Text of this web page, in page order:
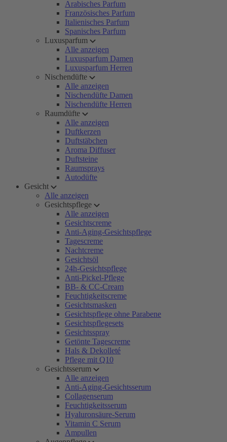
Arabisches Parfum
Französisches Parfum
Italienisches Parfum
Spanisches Parfum
Luxusparfum
Alle anzeigen
Luxusparfum Damen
Luxusparfum Herren
Nischendüfte
Alle anzeigen
Nischendüfte Damen
Nischendüfte Herren
Raumdüfte
Alle anzeigen
Duftkerzen
Duftstäbchen
Aroma Diffuser
Duftsteine
Raumsprays
Autodüfte
Gesicht
Alle anzeigen
Gesichtspflege
Alle anzeigen
Gesichtscreme
Anti-Aging-Gesichtspflege
Tagescreme
Nachtcreme
Gesichtsöl
24h-Gesichtspflege
Anti-Pickel-Pflege
BB- & CC-Cream
Feuchtigkeitscreme
Gesichtsmasken
Gesichtspflege ohne Parabene
Gesichtspflegesets
Gesichtsspray
Getönte Tagescreme
Hals & Dekolleté
Pflege mit Q10
Gesichtsserum
Alle anzeigen
Anti-Aging-Gesichtsserum
Collagenserum
Feuchtigkeitsserum
Hyaluronsäure-Serum
Vitamin C Serum
Ampullen